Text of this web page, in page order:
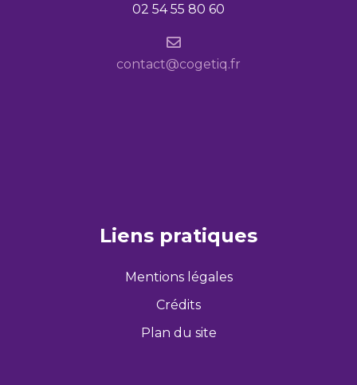
02 54 55 80 60
contact@cogetiq.fr
Liens pratiques
Mentions légales
Crédits
Plan du site